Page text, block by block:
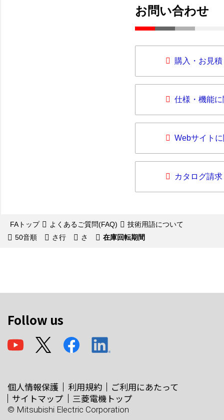
お問い合わせ
購入・お見
仕様・機能
Webサイト
カタログ請求
FAトップ よくあるご質問(FAQ)
技術用語について
50音順
さ行 さ 在庫回転期間
Follow us
個人情報保護 利用規約
ご利用にあたって
サイトマップ
三菱電機トップ
© Mitsubishi Electric Corporation